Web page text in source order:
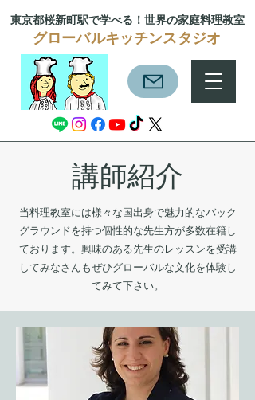
東京都桜新町駅で学べる！ 世界の家庭料理教室
グローバルキッチンスタジオ
講師紹介
当料理教室には様々な国出身で魅力的なバック
グラウンドを持つ個性的な先生方が多数在籍し
ております。興味のある先生のレッスンを受講
してみなさんもぜひグローバルな文化を体験し
てみて下さい。